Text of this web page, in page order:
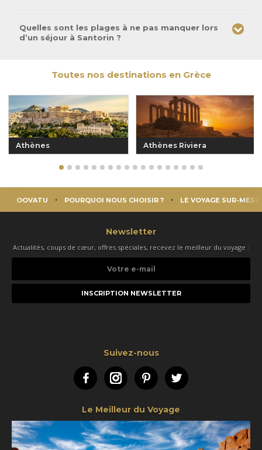
Quelles sont les plages à ne pas manquer lors
d’un séjour à Santorin ?
Toutes nos destinations en Grèce
Athènes Athènes Riviera
OOVATU POURQUOI NOUS CHOISIR ? LE VOYAGE SUR-
Newsletter
Actualités, coups de cœur, offres spéciales, recevez le meilleur du voyage :
e-
Suivez-nous
FacebookInstagramPinterestTwitter
Le Meilleur du Voyage